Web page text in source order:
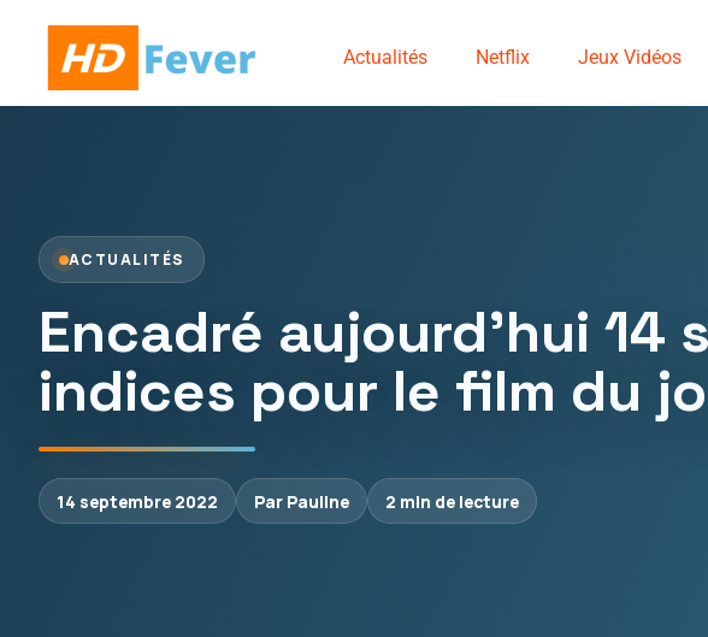
Actualités Netflix Jeux Vidéos
ACTUALITÉS
Encadré aujourd’hui 14
indices pour le film du
14 septembre 2022 Par Pauline 2 min de lecture